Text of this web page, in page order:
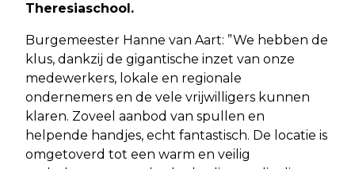
Theresiaschool.
Burgemeester Hanne van Aart: ”We hebben de
klus, dankzij de gigantische inzet van onze
medewerkers, lokale en regionale
ondernemers en de vele vrijwilligers kunnen
klaren. Zoveel aanbod van spullen en
helpende handjes, echt fantastisch. De locatie is
omgetoverd tot een warm en veilig